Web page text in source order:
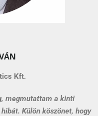
Kft.
megmutattam a kinti
Külön köszönet, hogy